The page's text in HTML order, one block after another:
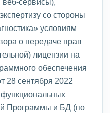
со стороны
условиям
о передаче прав
лицензии на
обеспечения
28 сентября 2022
Программы и БД (по